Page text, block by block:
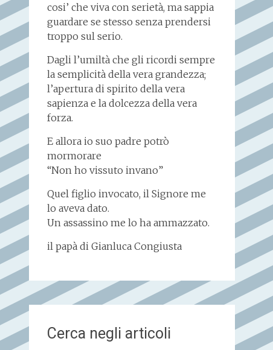
cosi’ che viva con serietà, ma sappia
guardare se stesso senza prendersi
troppo sul serio.
Dagli l’umiltà che gli ricordi sempre
la semplicità della vera grandezza;
l’apertura di spirito della vera
sapienza e la dolcezza della vera
forza.
E allora io suo padre potrò
mormorare
“Non ho vissuto invano”
Quel figlio invocato, il Signore me
lo aveva dato.
Un assassino me lo ha ammazzato.
il papà di Gianluca Congiusta
Cerca negli articoli